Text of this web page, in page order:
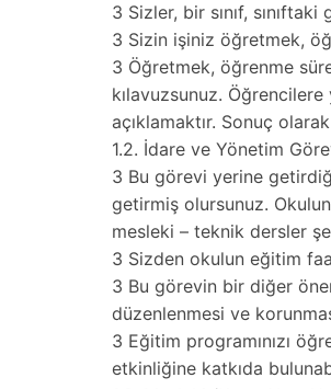
3 Sizler, bir sınıf,
3 Sizin işiniz öğretmek,
3 Öğretmek, öğrenme
kılavuzsunuz.
açıklamaktır. Sonuç
1.2. İdare ve Yönetim
3 Bu görevi yerine
getirmiş olursunuz.
mesleki – teknik dersler
3 Sizden okulun eğitim
3 Bu görevin bir diğer
düzenlenmesi ve
3 Eğitim programınızı
etkinliğine katkıda